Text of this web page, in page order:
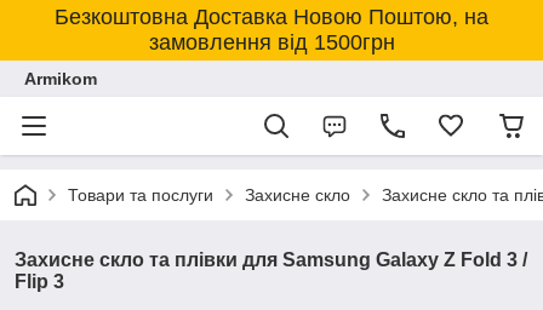
Безкоштовна Доставка Новою Поштою, на
замовлення від 1500грн
Armikom
Товари та послуги Захисне скло Захисне скло та
Захисне скло та плівки для Samsung Galaxy Z Fold 3 /
Flip 3